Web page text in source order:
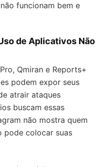
funcionam bem e
de Aplicativos Não
Qmiran e Reports+
podem expor seus
atrair ataques
buscam essas
não mostra quem
pode colocar suas